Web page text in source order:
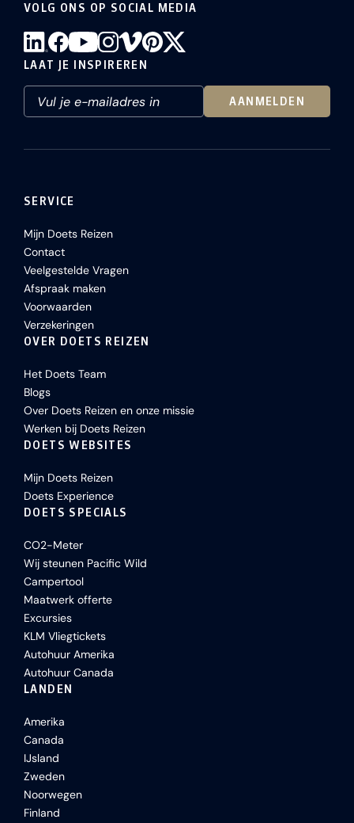
VOLG ONS OP SOCIAL MEDIA
LAAT JE INSPIREREN
AANMELDEN
SERVICE
Mijn Doets Reizen
Contact
Veelgestelde Vragen
Afspraak maken
Voorwaarden
Verzekeringen
OVER DOETS REIZEN
Het Doets Team
Blogs
Over Doets Reizen en onze missie
Werken bij Doets Reizen
DOETS WEBSITES
Mijn Doets Reizen
Doets Experience
DOETS SPECIALS
CO2-Meter
Wij steunen Pacific Wild
Campertool
Maatwerk offerte
Excursies
KLM Vliegtickets
Autohuur Amerika
Autohuur Canada
LANDEN
Amerika
Canada
IJsland
Zweden
Noorwegen
Finland